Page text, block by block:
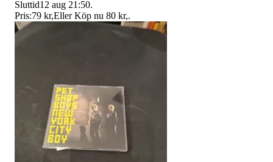
Sluttid12 aug 21:50.
Pris:79 kr,Eller Köp nu 80 kr,.